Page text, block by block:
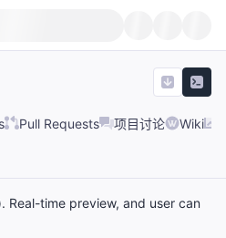
Pull Requests 项目讨论 Wiki
Real-time preview, and user can